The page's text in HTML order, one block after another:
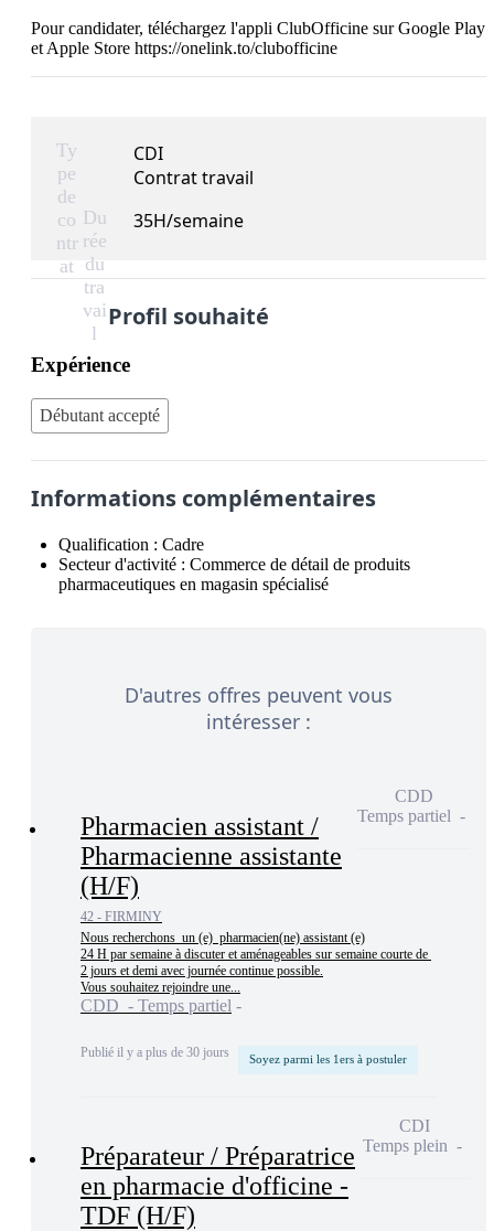
Pour candidater, téléchargez l'appli ClubOfficine sur Google Play
et Apple Store https://onelink.to/clubofficine
Ty
pe
de
co
ntr
at
CDI
Contrat travail
Du
rée
du
tra
vai
l
35H/semaine
Profil souhaité
Expérience
Débutant accepté
Informations complémentaires
Qualification : Cadre
Secteur d'activité : Commerce de détail de produits
pharmaceutiques en magasin spécialisé
D'autres offres peuvent vous
intéresser :
Pharmacien assistant /
Pharmacienne assistante
(H/F)
42 - FIRMINY
Nous recherchons  un (e)  pharmacien(ne) assistant (e)
24 H par semaine à discuter et aménageables sur semaine courte de
2 jours et demi avec journée continue possible.
Vous souhaitez rejoindre une...
CDD - Temps partiel
Publié il y a plus de 30 jours Soyez parmi les 1ers à postuler
CDD
Temps partiel
Préparateur / Préparatrice
en pharmacie d'officine -
TDF (H/F)
CDI
Temps plein